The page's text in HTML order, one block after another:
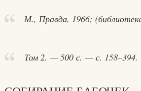
М., Правда, 1966;
Том 2. — 500 с. — с. 158–394.